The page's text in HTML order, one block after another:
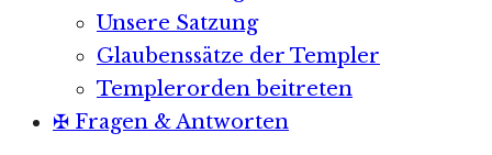
Unsere Satzung
Glaubenssätze der Templer
Templerorden beitreten
✠ Fragen & Antworten